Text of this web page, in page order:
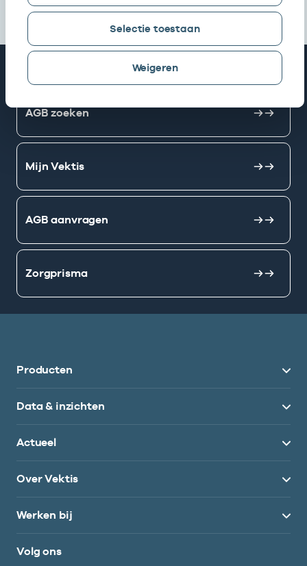
Selectie toestaan
Weigeren
AGB zoeken
Mijn Vektis
AGB aanvragen
Zorgprisma
Producten
Data & inzichten
Actueel
Over Vektis
Werken bij
Volg ons